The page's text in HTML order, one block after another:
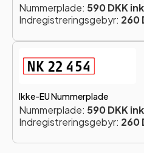
Nummerplade: 590 DKK
Indregistreringsgebyr: 260
Ikke-EU Nummerplade
Nummerplade: 590 DKK
Indregistreringsgebyr: 260